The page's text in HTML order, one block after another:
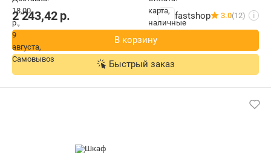
2 243,42р. fastshop 3.0(12) i
В корзину
Быстрый заказ